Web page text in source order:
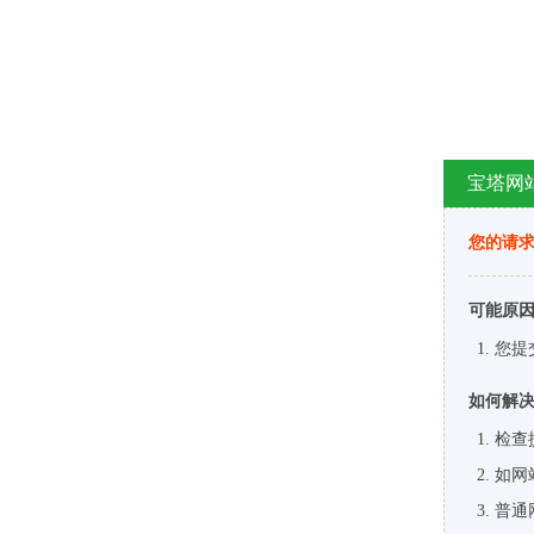
宝塔网
您的请
可能原
您提
如何解
检查
如网
普通